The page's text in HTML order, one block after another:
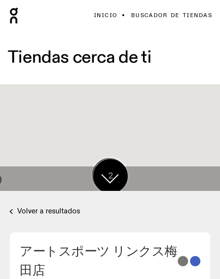
INICIO BUSCADOR DE TIENDAS
Tiendas cerca de ti
17
2
Volver a resultados
アートスポーツ リンクス梅
田店